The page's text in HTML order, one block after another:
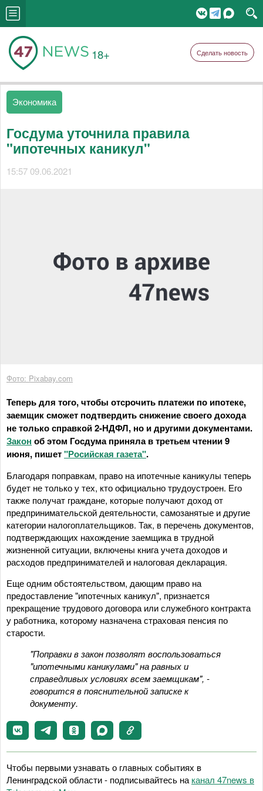
18+ Сделать новость
Экономика
Госдума уточнила правила
"ипотечных каникул"
15:57 09.06.2021
Фото: Pixabay.com
Теперь для того, чтобы отсрочить платежи по ипотеке,
заемщик сможет подтвердить снижение своего дохода
не только справкой 2-НДФЛ, но и другими документами.
Закон об этом Госдума приняла в третьем чтении 9
июня, пишет"Росийская газета".
Благодаря поправкам, право на ипотечные каникулы теперь
будет не только у тех, кто официально трудоустроен. Его
также получат граждане, которые получают доход от
предпринимательской деятельности, самозанятые и другие
категории налогоплательщиков. Так, в перечень документов,
подтверждающих нахождение заемщика в трудной
жизненной ситуации, включены книга учета доходов и
расходов предпринимателей и налоговая декларация.
Еще одним обстоятельством, дающим право на
предоставление "ипотечных каникул", признается
прекращение трудового договора или служебного контракта
у работника, которому назначена страховая пенсия по
старости.
"Поправки в закон позволят воспользоваться
"ипотечными каникулами" на равных и
справедливых условиях всем заемщикам", -
говорится в пояснительной записке к
документу.
Чтобы первыми узнавать о главных событиях в
Ленинградской области - подписывайтесь на канал 47news в